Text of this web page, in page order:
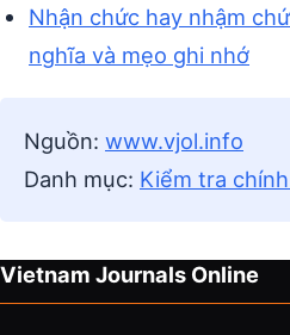
Nhận chức hay nhậm
nghĩa và mẹo ghi nhớ
Nguồn: www.vjol.info
Danh mục: Kiểm tra
Vietnam Journals Online